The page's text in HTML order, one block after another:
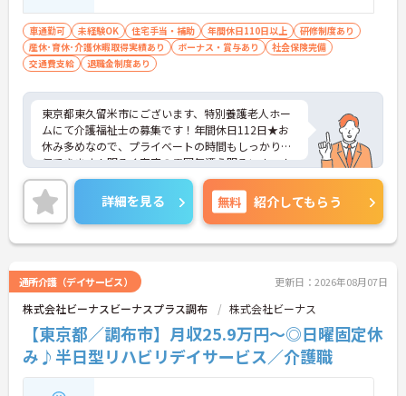
車通勤可 未経験OK 住宅手当・補助 年間休日110日以上
研修制度あり
産休･育休･介護休暇取得実績あり
ボーナス・賞与あり
社会保険完備
交通費支給
退職金制度あり
東京都東久留米市にございます、特別養護老人ホー
ムにて介護福祉士の募集です！年間休日112日★お
休み多めなので、プライベートの時間もしっかり確
保できます！明るく家庭の雰囲気漂う明るいホーム
です。研修制度も整っているのでスキルアップも目
指すことができる環境です。ご興味のある方は是非
お気軽にお問い合わせください。
詳細を見る 無料 紹介してもらう
通所介護（デイサービス） 更新日：2026年08月07日
株式会社ビーナスビーナスプラス調布 株式会社ビーナス
【東京都／調布市】月収25.9万円～◎日曜固定休
み♪半日型リハビリデイサービス／介護職